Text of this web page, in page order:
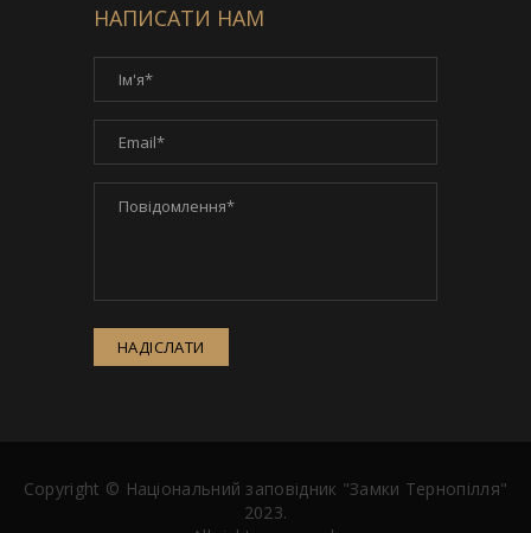
НАПИСАТИ НАМ
НАДІСЛАТИ
Copyright © Національний заповідник "Замки Тернопілля"
2023.